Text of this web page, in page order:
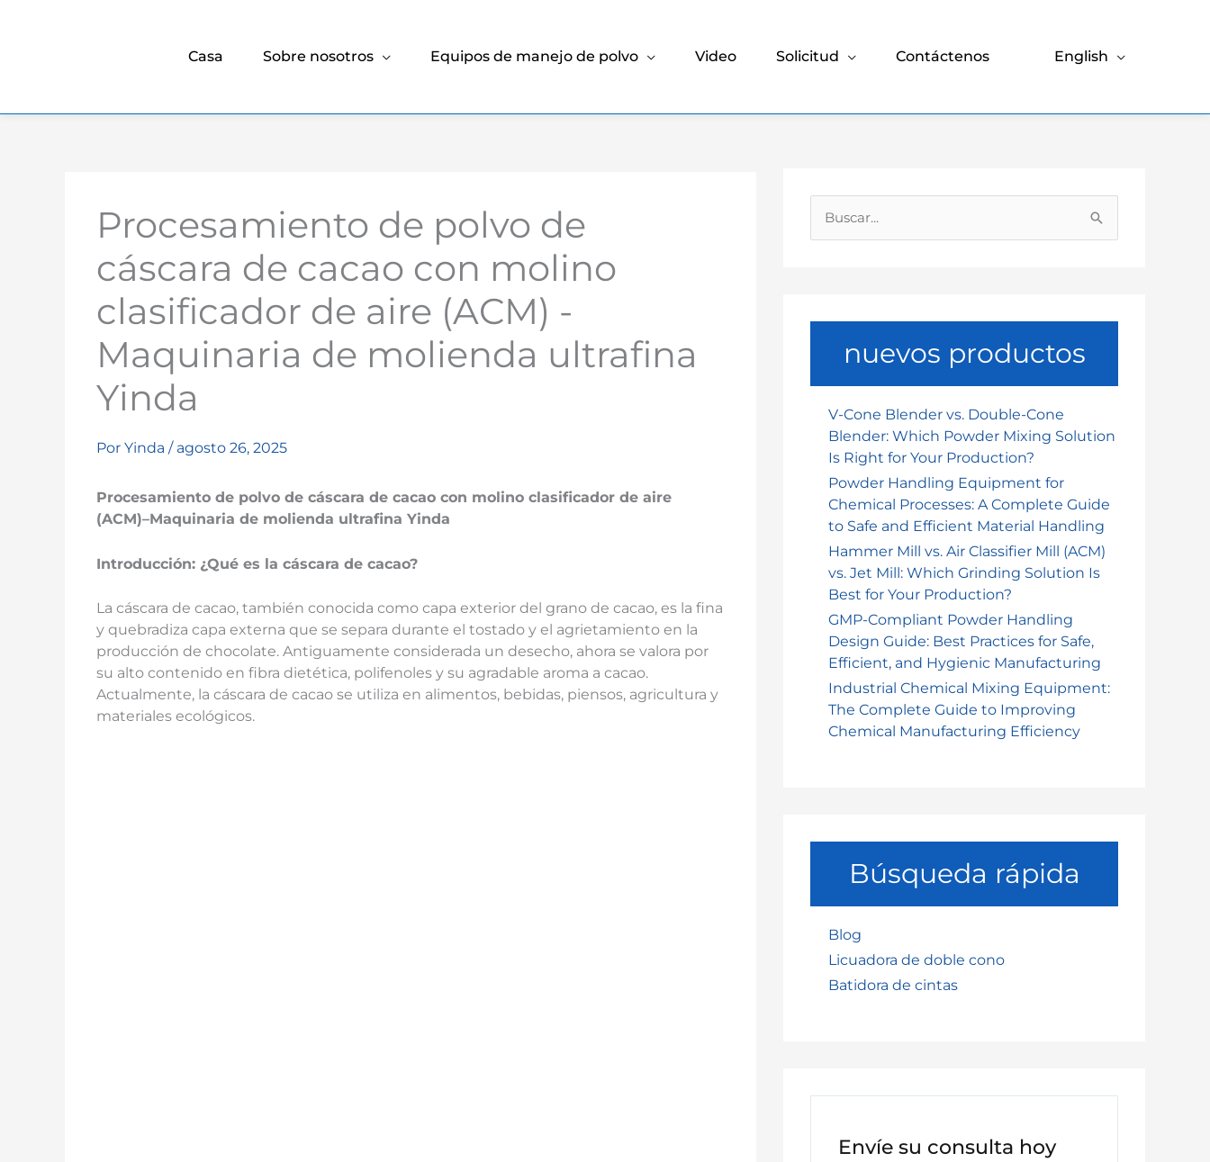
Casa Sobre nosotros Equipos de manejo de polvo Video Solicitud Contáctenos English
Procesamiento de polvo de
cáscara de cacao con molino
clasificador de aire (ACM) -
Maquinaria de molienda ultrafina
Yinda
Por Yinda / agosto 26, 2025
Procesamiento de polvo de cáscara de cacao con molino clasificador de aire
(ACM)–Maquinaria de molienda ultrafina Yinda
Introducción: ¿Qué es la cáscara de cacao?
La cáscara de cacao, también conocida como capa exterior del grano de cacao, es la fina
y quebradiza capa externa que se separa durante el tostado y el agrietamiento en la
producción de chocolate. Antiguamente considerada un desecho, ahora se valora por
su alto contenido en fibra dietética, polifenoles y su agradable aroma a cacao.
Actualmente, la cáscara de cacao se utiliza en alimentos, bebidas, piensos, agricultura y
materiales ecológicos.
p
nuevos productos
V-Cone Blender vs. Double-Cone
Blender: Which Powder Mixing Solution
Is Right for Your Production?
Powder Handling Equipment for
Chemical Processes: A Complete Guide
to Safe and Efficient Material Handling
Hammer Mill vs. Air Classifier Mill (ACM)
vs. Jet Mill: Which Grinding Solution Is
Best for Your Production?
GMP-Compliant Powder Handling
Design Guide: Best Practices for Safe,
Efficient, and Hygienic Manufacturing
Industrial Chemical Mixing Equipment:
The Complete Guide to Improving
Chemical Manufacturing Efficiency
Búsqueda rápida
Blog
Licuadora de doble cono
Batidora de cintas
Envíe su consulta hoy